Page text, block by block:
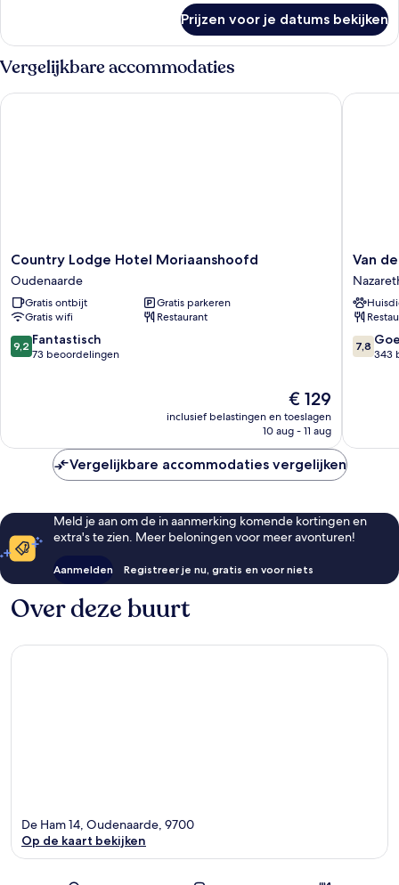
Double
Room
Prijzen voor je datums bekijken
Vergelijkbare accommodaties
Country
Lodge
Hotel
Moriaanshoofd
Oudenaarde
Country Lodge Hotel Moriaanshoofd
Oudenaarde
Gratis ontbijt
Gratis parkeren
Gratis wifi
Restaurant
9.2
van
9,2 Fantastisch
73 beoordelingen
De
prijs
is
€ 129
inclusief belastingen en toeslagen
10 aug - 11 aug
Country Lodge Hotel Moriaanshoofd
Van
der
Valk
Hotel
-
Gent
Van
7.8
van
7,8
343
Van der
Vergelijkbare accommodaties vergelijken
Meld je aan om de in aanmerking komende kortingen en
extra's te zien. Meer beloningen voor meer avonturen!
Aanmelden Registreer je nu, gratis en voor niets
Over deze buurt
De Ham 14, Oudenaarde, 9700
Op de kaart bekijken